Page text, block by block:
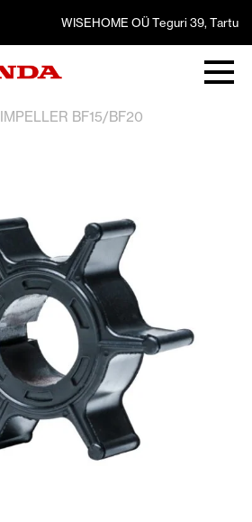
WISEHOME OÜ Teguri 39, Tartu
IMPELLER BF15/BF20